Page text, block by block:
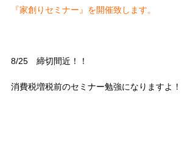
『家創りセミナー』を開催致します。
8/25 締切間近！！
消費税増税前のセミナー勉強になりますよ！